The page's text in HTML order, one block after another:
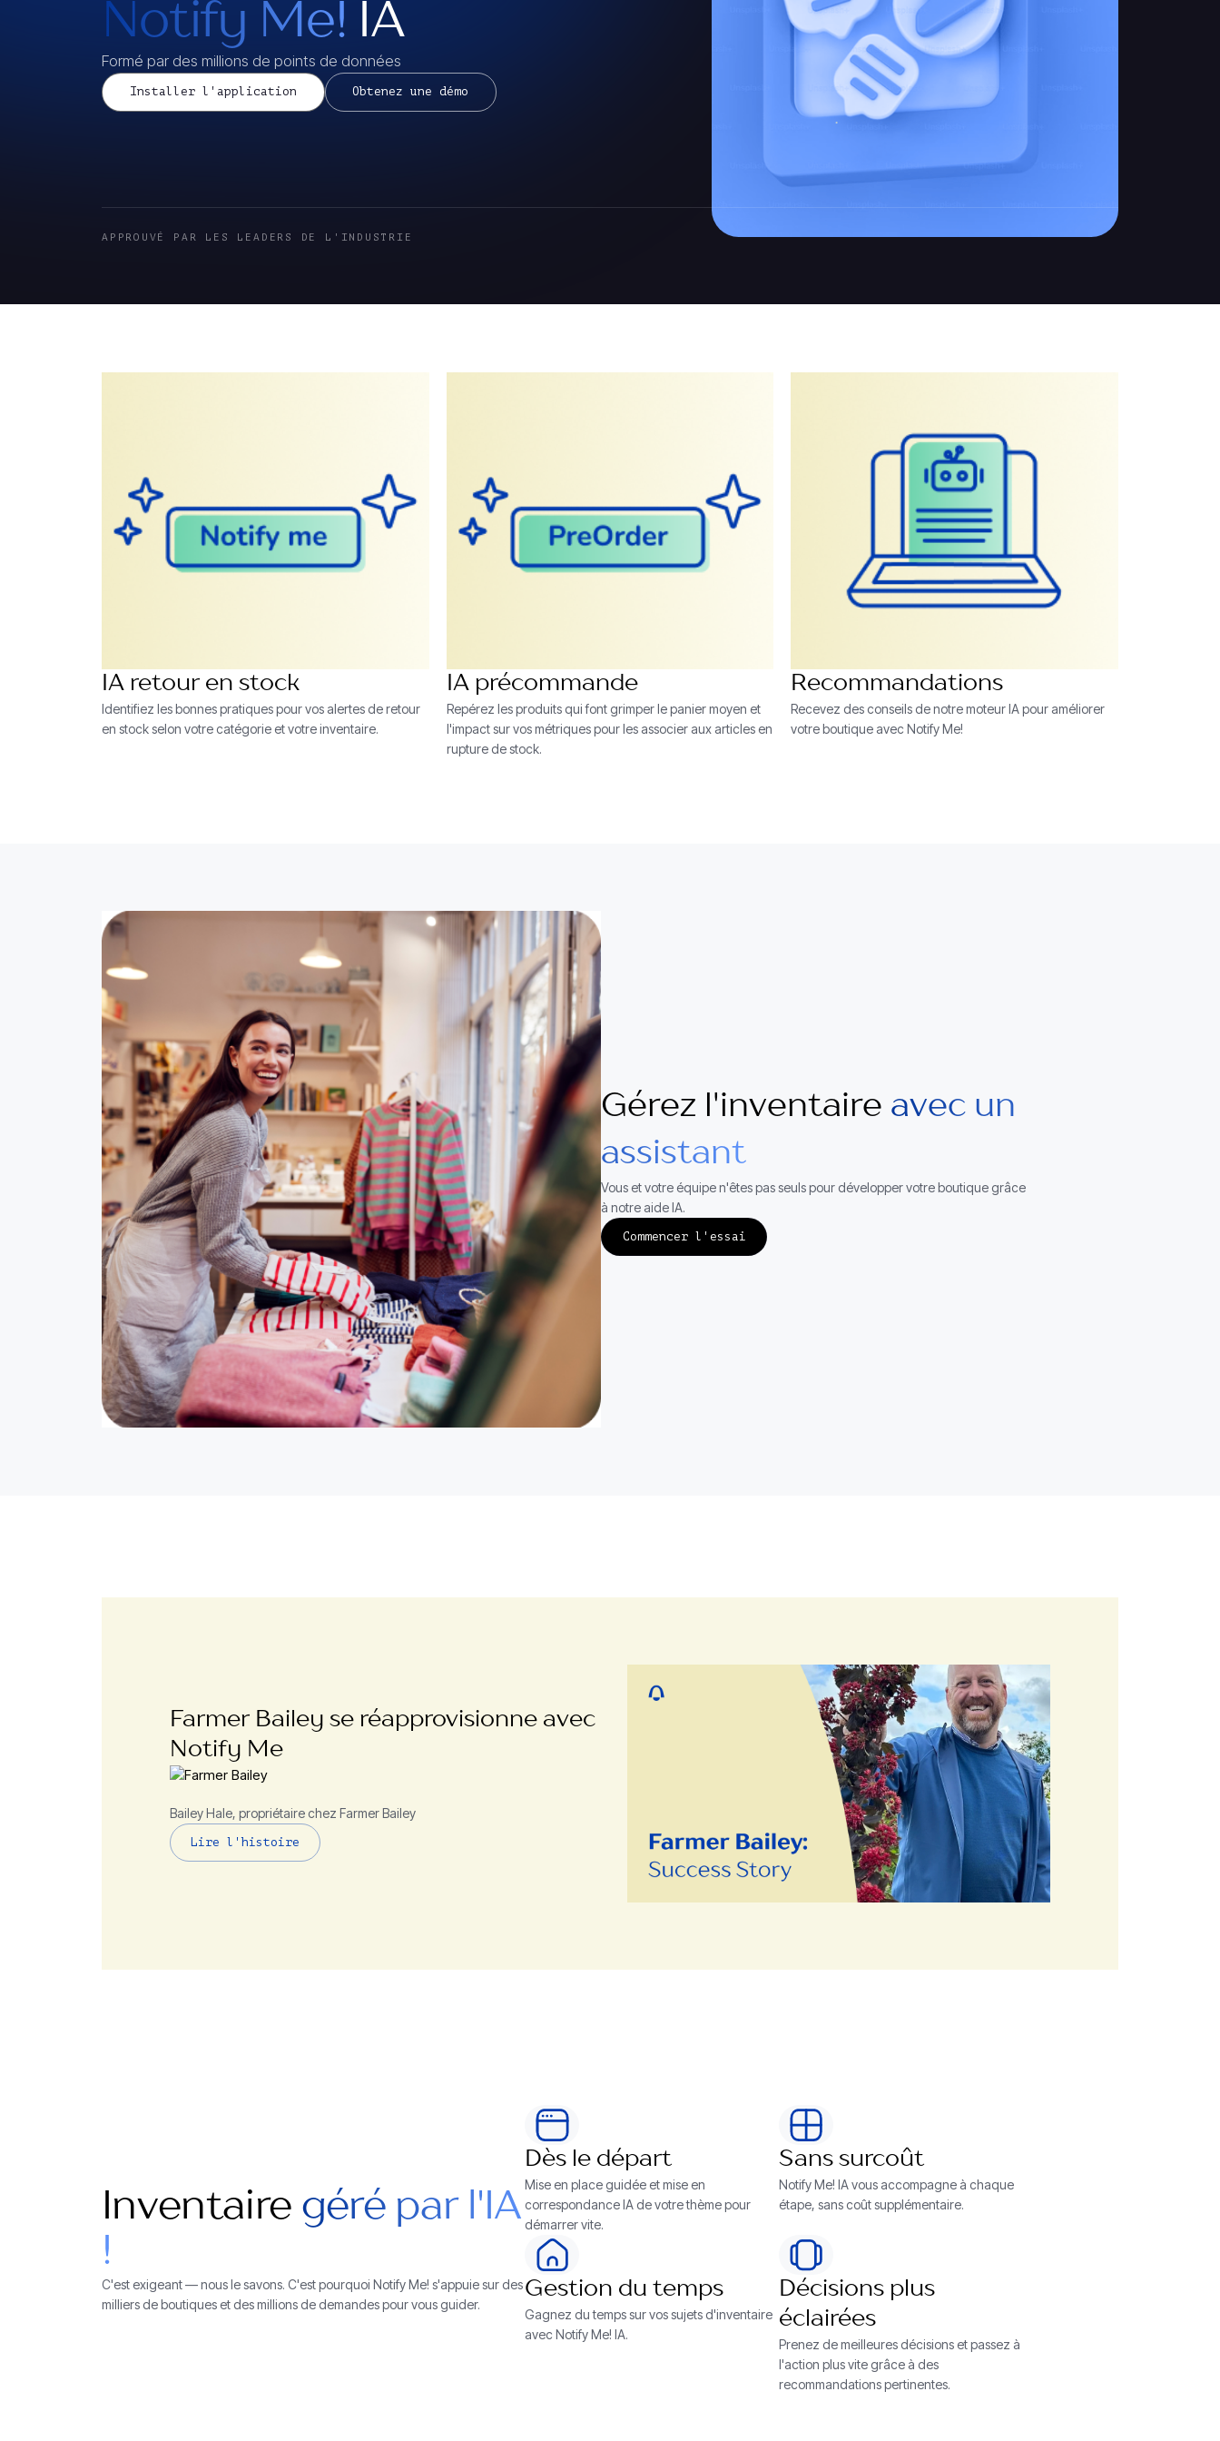
Notify Me! IA
Formé par des millions de points de données
Installer l'application Obtenez une démo
APPROUVÉ PAR LES LEADERS DE L'INDUSTRIE
IA retour en stock
Identifiez les bonnes pratiques pour vos alertes de retour
en stock selon votre catégorie et votre inventaire.
IA précommande
Repérez les produits qui font grimper le panier moyen et
l'impact sur vos métriques pour les associer aux articles en
rupture de stock.
Recommandations
Recevez des conseils de notre moteur IA pour améliorer
votre boutique avec Notify Me!
Gérez l'inventaire avec un
assistant
Vous et votre équipe n'êtes pas seuls pour développer votre boutique grâce
à notre aide IA.
Commencer l'essai
Farmer Bailey se réapprovisionne avec
Notify Me
Bailey Hale, propriétaire chez Farmer Bailey
Lire l'histoire
Inventaire géré par l'IA
!
C'est exigeant — nous le savons. C'est pourquoi Notify Me! s'appuie sur des
milliers de boutiques et des millions de demandes pour vous guider.
Dès le départ
Mise en place guidée et mise en
correspondance IA de votre thème pour
démarrer vite.
Sans surcoût
Notify Me! IA vous accompagne à chaque
étape, sans coût supplémentaire.
Gestion du temps
Gagnez du temps sur vos sujets d'inventaire
avec Notify Me! IA.
Décisions plus
éclairées
Prenez de meilleures décisions et passez à
l'action plus vite grâce à des
recommandations pertinentes.